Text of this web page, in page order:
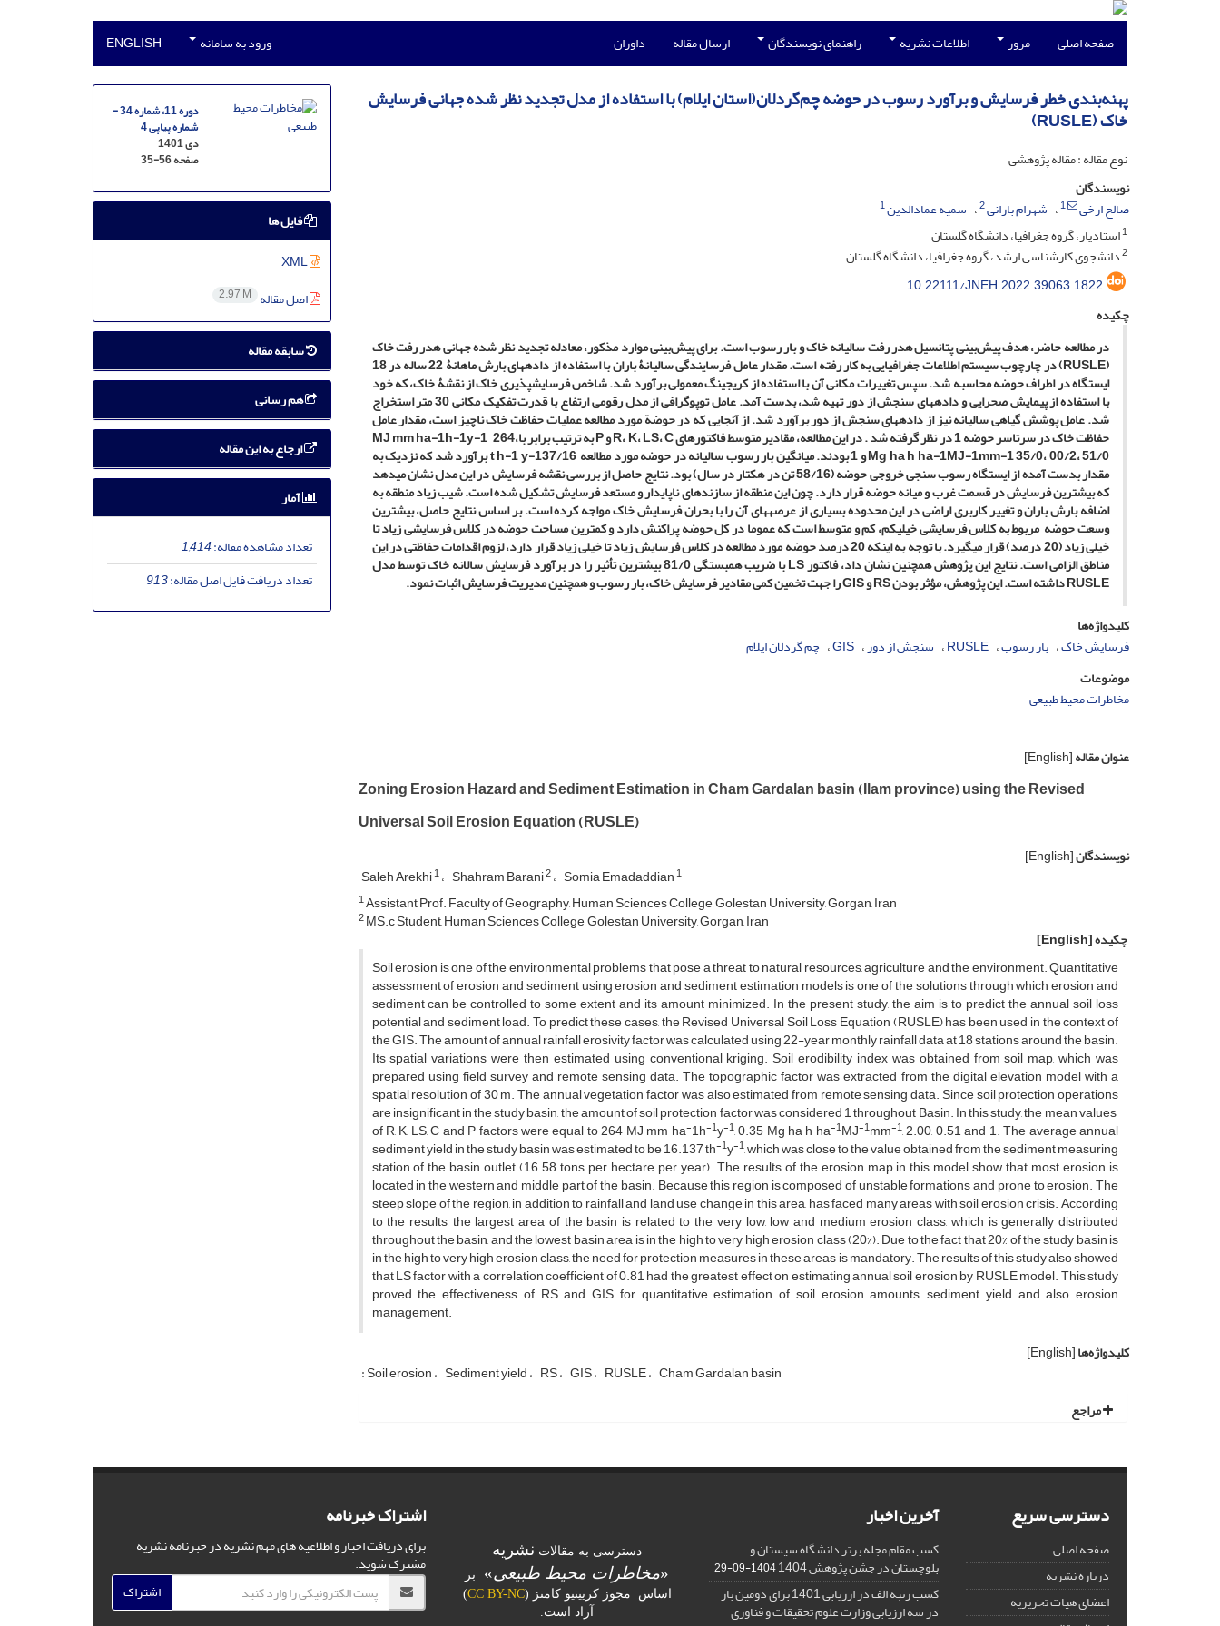
صفحه اصلی مرور اطلاعات نشریه راهنمای نویسندگان ارسال مقاله داوران ورود به سامانه ENGLISH
پهنه‌بندی خطر فرسایش و برآورد رسوب در حوضه چم‌گردلان(استان ایلام) با استفاده از مدل تجدید نظر شده جهانی فرسایش
خاک (RUSLE)
نوع مقاله : مقاله پژوهشی
نویسندگان
صالح ارخی
1 شهرام بارانی2 سمیه عمادالدین1
1استادیار، گروه جغرافیا، دانشگاه گلستان
2دانشجوی کارشناسی ارشد، گروه جغرافیا، دانشگاه گلستان
10.22111/JNEH.2022.39063.1822
چکیده
در مطالعه حاضر، هدف پیش‌بینی پتانسیل هدر رفت سالیانه خاک و بار رسوب است. برای پیش‌بینی موارد مذکور، معادله تجدید نظر شده جهانی هدر رفت خاک
(
RUSLE) در چارچوب سیستم اطلاعات جغرافیایی به کار رفته است. مقدار عامل فرسایندگی سالیانۀ باران با استفاده از داده­های بارش ماهانۀ 22 ساله در 18
ایستگاه در اطراف حوضه محاسبه شد. سپس تغییرات مکانی آن با استفاده از کریجینگ معمولی برآورد شد. شاخص فرسایش­پذیری خاک از نقشۀ خاک، که خود
با استفاده از پیمایش صحرایی و داده­های سنجش از دور تهیه شد، بدست آمد. عامل توپوگرافی از مدل رقومی ارتفاع با قدرت تفکیک مکانی 30 متر استخراج
شد. عامل پوشش گیاهی سالیانه نیز از داده­های سنجش از دور برآورد شد. از آنجایی که در حوضة مورد مطالعه عملیات حفاظت خاک ناچیز است، مقدار عامل
حفاظت خاک در سرتاسر حوضه 1 در نظر گرفته شد . در این مطالعه، مقادیر متوسط فاکتورهای R،K،LS،C وPبه ترتیب برابر باMJ mm ha-1h-1y-1 264،
Mg ha hha-1MJ-1mm-1 35/0، 00/2، 51/0 و 1 بودند. میانگین بار رسوب سالیانه در حوضه مورد مطالعه t h-1 y-137/16برآورد شد که نزدیک به
مقدار بدست آمده از ایستگاه­ رسوب سنجی خروجی حوضه (58/16 تن در هکتار در سال) بود. نتایج حاصل از بررسی نقشه فرسایش در این مدل نشان می­دهد
که بیشترین فرسایش در قسمت غرب و میانه حوضه قرار دارد. چون این منطقه از سازندهای ناپایدار و مستعد فرسایش تشکیل شده است. شیب زیاد منطقه به
اضافه بارش باران و تغییر کاربری اراضی در این محدوده بسیاری از عرصه­های آن را با بحران فرسایش خاک مواجه کرده است. بر اساس نتایج حاصل، بیشترین
وسعت حوضه مربوط به کلاس فرسایشی خیلی­کم، کم و متوسط است که عموما در کل حوضه پراکنش دارد و کمترین مساحت حوضه در کلاس فرسایشی زیاد تا
خیلی زیاد (20 درصد) قرار می­گیرد. با توجه به اینکه 20 درصد حوضه مورد مطالعه در کلاس فرسایش زیاد تا خیلی زیاد قرار دارد، لزوم اقدامات حفاظتی در این
مناطق الزامی است. نتایج این پژوهش همچنین نشان داد، فاکتورLSبا ضریب همبستگی 81/0 بیشترین تأثیر را در برآورد فرسایش سالانه خاک توسط مدل
RUSLEداشته است. این پژوهش، مؤثر بودنRSوGISرا جهت تخمین کمی مقادیر فرسایش خاک، بار رسوب و همچنین مدیریت فرسایش اثبات نمود.
کلیدواژه‌ها
فرسایش خاک بار رسوب RUSLE سنجش از دور GIS چم گردلان ایلام
موضوعات
مخاطرات محیط طبیعی
عنوان مقاله[English]
Zoning Erosion Hazard and Sediment Estimation in Cham Gardalan basin (Ilam province) using the Revised
Universal Soil Erosion Equation (RUSLE)
نویسندگان[English]
Saleh Arekhi1 Shahram Barani2 Somia Emadaddian1
1Assistant Prof. Faculty of Geography, Human Sciences College, Golestan University, Gorgan, Iran
2MS.c Student, Human Sciences College, Golestan University, Gorgan, Iran
چکیده[English]
Soil erosion is one of the environmental problems that pose a threat to natural resources, agriculture and the environment. Quantitative
assessment of erosion and sediment using erosion and sediment estimation models is one of the solutions through which erosion and
sediment can be controlled to some extent and its amount minimized. In the present study, the aim is to predict the annual soil loss
potential and sediment load. To predict these cases, the Revised Universal Soil Loss Equation (RUSLE) has been used in the context of
the GIS. The amount of annual rainfall erosivity factor was calculated using 22-year monthly rainfall data at 18 stations around the basin.
Its spatial variations were then estimated using conventional kriging. Soil erodibility index was obtained from soil map, which was
prepared using field survey and remote sensing data. The topographic factor was extracted from the digital elevation model with a
spatial resolution of 30 m. The annual vegetation factor was also estimated from remote sensing data. Since soil protection operations
are insignificant in the study basin, the amount of soil protection factor was considered 1 throughout Basin. In this study, the mean values ​​
of R, K, LS, C and P factors were equal to 264 MJ mm ha-1h-1y-1, 0.35 Mg ha h ha-1MJ-1mm-1, 2.00, 0.51 and 1. The average annual
sediment yield in the study basin was estimated to be 16.137 th-1y-1, which was close to the value obtained from the sediment measuring
station of the basin outlet (16.58 tons per hectare per year). The results of the erosion map in this model show that most erosion is
located in the western and middle part of the basin. Because this region is composed of unstable formations and prone to erosion. The
steep slope of the region, in addition to rainfall and land use change in this area, has faced many areas with soil erosion crisis. According
to the results, the largest area of ​​the basin is related to the very low, low and medium erosion class, which is generally distributed
throughout the basin, and the lowest basin area is in the high to very high erosion class (20%). Due to the fact that 20% of the study basin is
in the high to very high erosion class, the need for protection measures in these areas is mandatory. The results of this study also showed
that LS factor with a correlation coefficient of 0.81 had the greatest effect on estimating annual soil erosion by RUSLE model. This study
proved the effectiveness of RS and GIS for quantitative estimation of soil erosion amounts, sediment yield and also erosion
management.
کلیدواژه‌ها[English]
: Soil erosion Sediment yield RS GIS RUSLE Cham Gardalan basin
مراجع
دوره 11، شماره 34 -
شماره پیاپی 4
دی 1401
صفحه35-56
فایل ها
XML
اصل مقاله 2.97 M
سابقه مقاله
هم رسانی
ارجاع به این مقاله
آمار
تعداد مشاهده مقاله:1,414
تعداد دریافت فایل اصل مقاله:913
دسترسی سریع
صفحه اصلی
درباره نشریه
اعضای هیات تحریریه
آخرین اخبار
کسب مقام مجله برتر دانشگاه سیستان و
بلوچستان در جشن پژوهش 1404 1404-09-29
کسب رتبه الف در ارزیابی 1401 برای دومین بار
در سه ارزیابی وزارت علوم تحقیقات و فناوری
دسترسی به مقالات نشریه
«مخاطرات محیط طبیعی»
بر
اساس مجوز کرییتیو کامنز (CC BY-NC
)
آزاد است.
اشتراک خبرنامه
برای دریافت اخبار و اطلاعیه های مهم نشریه در خبرنامه نشریه
مشترک شوید.
اشتراک